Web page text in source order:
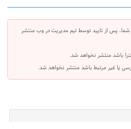
پس از تایید توسط تیم مدیریت در وب منتشر
باشد منتشر نخواهد شد.
یا غیر مرتبط باشد منتشر نخواهد شد.